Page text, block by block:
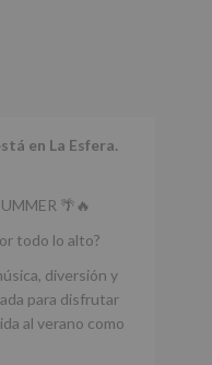
en La Esfera.
🌴🔥
todo lo alto?
diversión y
para disfrutar
al verano como